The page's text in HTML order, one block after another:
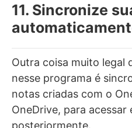
11. Sincronize
Outra coisa muito legal
nesse programa é
notas criadas com o
OneDrive, para acessar
posteriormente.